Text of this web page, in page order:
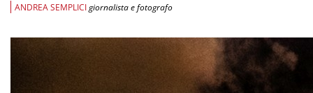
ANDREA SEMPLICIgiornalista e fotografo